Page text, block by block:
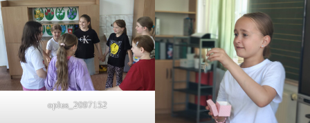
oplus_2097152